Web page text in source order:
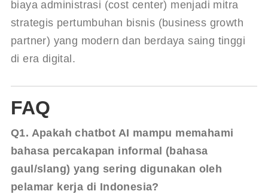
biaya administrasi (cost center) menjadi mitra
strategis pertumbuhan bisnis (business growth
partner) yang modern dan berdaya saing tinggi
di era digital.
FAQ
Q1. Apakah chatbot AI mampu memahami
bahasa percakapan informal (bahasa
gaul/slang) yang sering digunakan oleh
pelamar kerja di Indonesia?